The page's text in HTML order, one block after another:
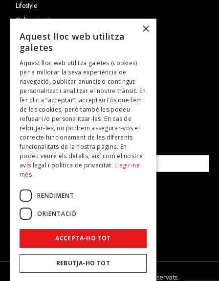
Lifestyle
Cultura i art
Entrevistes
Gastronomia
TV
Plans per fer
Revistes
SUBSCRIU-TE A LA NOSTRA NEWSLETTER!
Correu electrònic*
Accepto lapolítica de privacitat
© 2026 - Dona Secret - Tots els drets reservats.
×
Aquest lloc web utilitza
galetes
Aquest lloc web utilitza galetes (cookies)
per a millorar la seva experiència de
navegació, publicar anuncis o contingut
personalitzat i analitzar el nostre trànsit. En
fer clic a “acceptar”, accepteu l’ús que fem
de les cookies, però també les podeu
refusar i/o personalitzar-les. En cas de
rebutjar-les, no podrem assegurar-vos el
correcte funcionament de les diferents
funcionalitats de la nostra pàgina. En
podeu veure els detalls, així com el nostre
avís legal i política de privacitat. Llegir-ne
més
RENDIMENT
ORIENTACIÓ
ACCEPTA-HO TOT
REBUTJA-HO TOT